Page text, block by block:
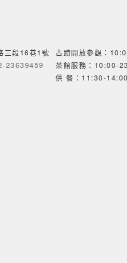
三段16巷1號
23639459
古蹟開放參觀：
茶館服務：10:00-
供 餐：11:30-